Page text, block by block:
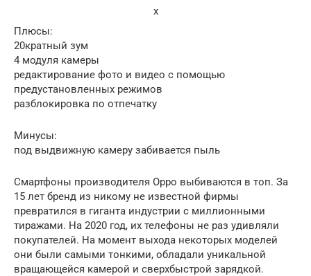
x
Плюсы:
20кратный зум
4 модуля камеры
редактирование фото и видео с помощью
предустановленных режимов
разблокировка по отпечатку
Минусы:
под выдвижную камеру забивается пыль
Смартфоны производителя Орро выбиваются в топ. За
15 лет бренд из никому не известной фирмы
превратился в гиганта индустрии с миллионными
тиражами. На 2020 год, их телефоны не раз удивляли
покупателей. На момент выхода некоторых моделей
они были самыми тонкими, обладали уникальной
вращающейся камерой и сверхбыстрой зарядкой.